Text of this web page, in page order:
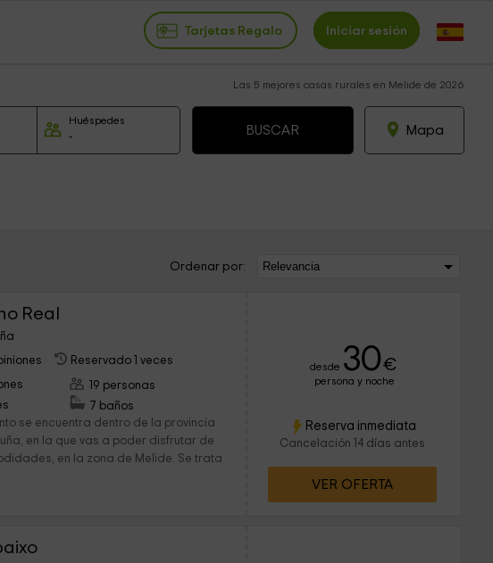
Tarjetas Regalo Iniciar sesión
Las 5 mejores casas rurales en Melide de 2026
Huéspedes
Mapa
Ordenar por:
Real
Reservado 1 veces
19 personas
7 baños
se encuentra dentro de la provincia
en la que vas a poder disfrutar de
en la zona de Melide. Se trata
desde 30€
persona y noche
Reserva inmediata
Cancelación 14 días antes
VER OFERTA